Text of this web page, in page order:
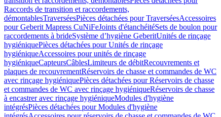
Raccords de transition et raccordements,
démontablesTraverséesPièces détachées pour TraverséesAccessoires
pour Geberit Mapress CuNiFeJoints d'étanchéitéSets de boulon pour
raccordements à brideSystème d’hygiène GeberitUnités de rinçage
hygiéniquePièces détachées pour Unités de rinçage
hygiéniqueAccessoires pour unités de rinçage
hygiéniqueCapteursCâblesLimiteurs de débitRecouvrements et
plaques de recouvrementRéservoirs de chasse et commandes de WC
avec rinçage hygiéniquePièces détachées pour Réservoirs de chasse
et commandes de WC avec rinçage hygiéniqueRéservoirs de chasse
à encastrer avec rinçage hygiéniqueModules d'hygiène
intégrésPièces détachées pour Modules d'hygiène